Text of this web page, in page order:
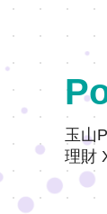
玉山
理財